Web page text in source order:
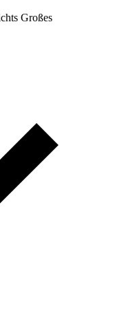
Großes